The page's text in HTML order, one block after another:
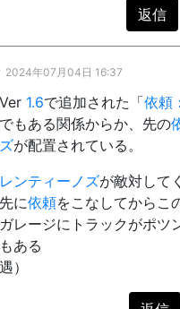
返信
2024年07月04日 16:37
1.6で追加された「依頼
もある関係からか、先の
が配置されている。
ンティーノズが敵対して
に依頼をこなしてからこ
レージにトラックがポツ
ある
）